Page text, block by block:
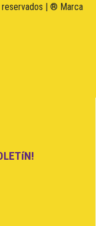
| ® Marca